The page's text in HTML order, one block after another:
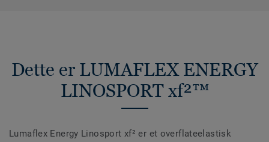
Dette er LUMAFLEX ENERGY
LINOSPORT xf²™
Lumaflex Energy Linosport xf² er et overflateelastisk